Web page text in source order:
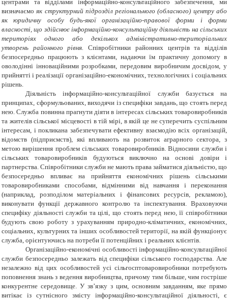
центрами та відділами інформаційно-консультаційного забезпечення, ми
визначаємояк структурний підрозділ регіонального (обласного) центру або
як юридичну особу будь-якої організаційно-правової форми і форми
власності, що здійснює інформаційно-консультаційну діяльність на сільських
територіях одного або декількох адміністративно-територіальних
утворень районного рівня.Співробітники районних центрів та відділів
безпосередньо працюють з клієнтами, надаючи їм практичну допомогу в
оволодінні інноваційними розробками, передовим виробничим досвідом, у
прийнятті і реалізації організаційно-економічних, технологічних і соціальних
рішень.
Діяльність інформаційно-консультаційної служби базується на
принципах, сформульованих, виходячи із специфіки завдань, що стоять перед
нею. Служба повинна прагнути діяти в інтересах сільських товаровиробників
та жителів сільської місцевості в тій мірі, в якій це не суперечить суспільним
інтересам, і покликана забезпечувати ефективну взаємодію всіх організацій,
відомств (підприємств), які впливають на розвиток аграрного сектора, з
метою вирішення проблем сільських товаровиробників. Відносини служби і
сільських товаровиробників будуються виключно на основі довіри і
партнерства. Співробітники служби не мають права займатися діяльністю, що
безпосередньо впливає на прийняття економічних рішень сільськими
товаровиробниками способами, відмінними від навчання і переконання
(наприклад, розподілом матеріальних і фінансових ресурсів, рекламою),
виконувати функції державного контролю та інспектування. Враховуючи
специфіку діяльності служби та цілі, що стоять перед нею, її співробітники
будують свою роботу з урахуванням природно-кліматичних, економічних,
соціальних, культурних та інших особливостей території, на якій функціонує
служба, орієнтуючись на потреби її потенційних і реальних клієнтів.
Організаційно-економічні особливості інформаційно-консультаційної
служби безпосередньо залежать від специфіки сільського господарства. Але
незалежно від цих особливостей усі сільгосптоваровиробники потребують
поповнення знань з ведення виробництва, причому тим більше, чим гостріше
конкурентне середовище. У зв’язку з цим, основним завданням, яке прямо
витікає із сутнісного змісту інформаційно-консультаційної діяльності, є